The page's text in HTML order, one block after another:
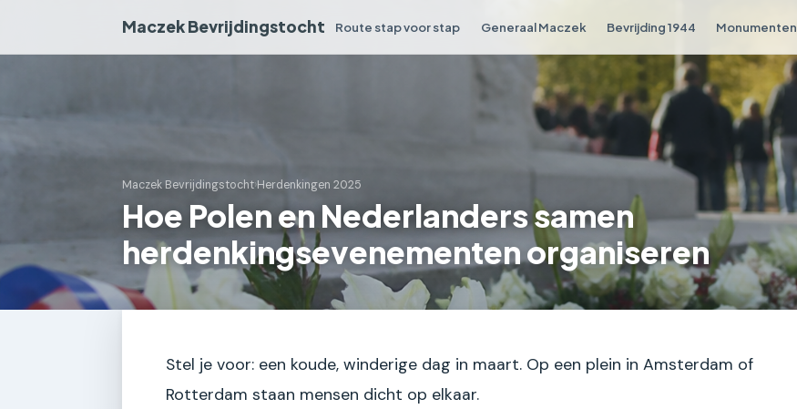
Maczek Bevrijdingstocht Route stap voor stap Generaal Maczek Bevrijding 1944 Monumenten
Maczek Bevrijdingstocht›Herdenkingen 2025
Hoe Polen en Nederlanders samen
herdenkingsevenementen organiseren
Stel je voor: een koude, winderige dag in maart. Op een plein in Amsterdam of
Rotterdam staan mensen dicht op elkaar.